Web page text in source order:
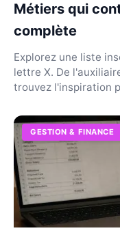
Métiers qui
complète
Explorez une liste
lettre X. De
trouvez l'inspiration
GESTION & FINANCE